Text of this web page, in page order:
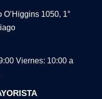
1050, 1°
Viernes: 10:00 a